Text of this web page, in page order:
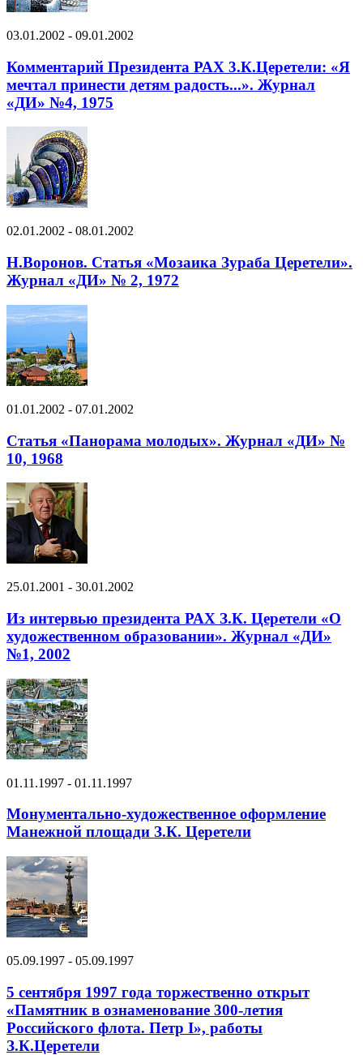
03.01.2002 - 09.01.2002
Комментарий Президента РАХ 3.К.Церетели: «Я
мечтал принести детям радость...». Журнал
«ДИ» №4, 1975
02.01.2002 - 08.01.2002
Н.Воронов. Статья «Мозаика Зураба Церетели».
Журнал «ДИ» № 2, 1972
01.01.2002 - 07.01.2002
Статья «Панорама молодых». Журнал «ДИ» №
10, 1968
25.01.2001 - 30.01.2002
Из интервью президента РАХ З.К. Церетели «О
художественном образовании». Журнал «ДИ»
№1, 2002
01.11.1997 - 01.11.1997
Монументально-художественное оформление
Манежной площади З.К. Церетели
05.09.1997 - 05.09.1997
5 сентября 1997 года торжественно открыт
«Памятник в ознаменование 300-летия
Российского флота. Петр I», работы
З.К.Церетели